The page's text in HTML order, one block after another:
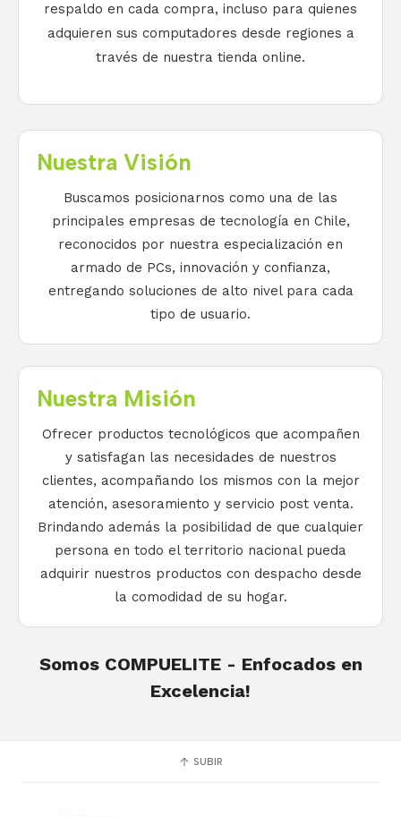
respaldo en cada compra, incluso para quienes
adquieren sus computadores desde regiones a
través de nuestra tienda online.
Nuestra Visión
Buscamos posicionarnos como una de las
principales empresas de tecnología en Chile,
reconocidos por nuestra especialización en
armado de PCs, innovación y confianza,
entregando soluciones de alto nivel para cada
tipo de usuario.
Nuestra Misión
Ofrecer productos tecnológicos que acompañen
y satisfagan las necesidades de nuestros
clientes, acompañando los mismos con la mejor
atención, asesoramiento y servicio post venta.
Brindando además la posibilidad de que cualquier
persona en todo el territorio nacional pueda
adquirir nuestros productos con despacho desde
la comodidad de su hogar.
Somos COMPUELITE - Enfocados en
Excelencia!
SUBIR